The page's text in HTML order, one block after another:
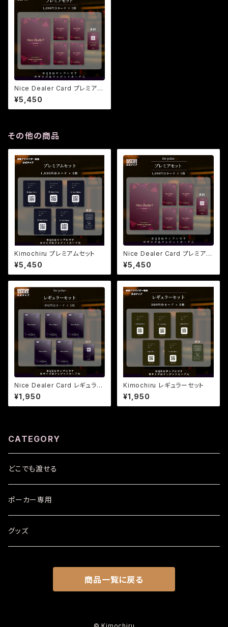
Nice Dealer Card プレミアセ
ット
¥5,450
その他の商品
Kimochiru プレミアムセット
¥5,450
Nice Dealer Card プレミアセ
ット
¥5,450
Nice Dealer Card レギュラー
セット
¥1,950
Kimochiru レギュラーセット
¥1,950
CATEGORY
どこでも渡せる
ポーカー専用
グッズ
商品一覧に戻る